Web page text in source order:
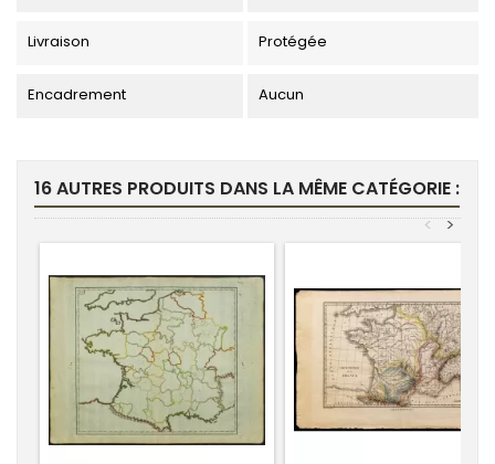
Livraison Protégée
Encadrement Aucun
16 AUTRES PRODUITS DANS LA MÊME CATÉGORIE :
>
<